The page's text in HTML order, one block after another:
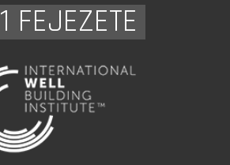
FEJEZETE